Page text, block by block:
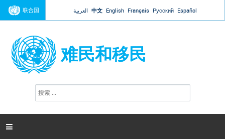
Jump to navigation
联合国 العربية 中文 English Français Русский Español
难民和移民
搜
索
